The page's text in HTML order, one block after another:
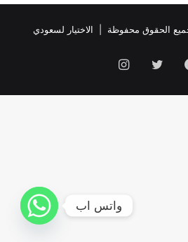
الاختيار لسعودي
فيسبوك تويتر انستقرام
واتس اب